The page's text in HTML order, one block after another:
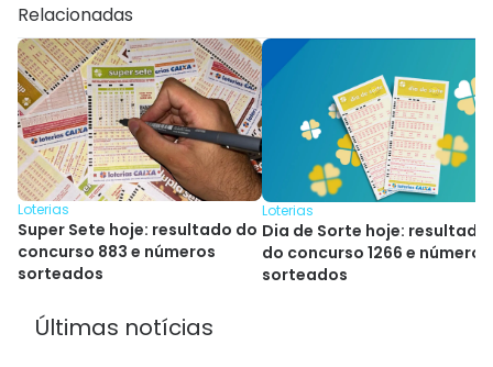
Relacionadas
Loterias
Super Sete hoje: resultado do
concurso 883 e números
sorteados
Loterias
Dia de Sorte hoje: resultado
do concurso 1266 e números
sorteados
Últimas notícias